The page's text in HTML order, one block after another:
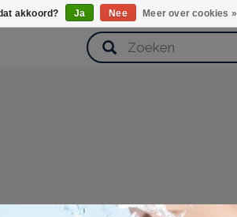
akkoord? Ja Nee Meer over cookies »